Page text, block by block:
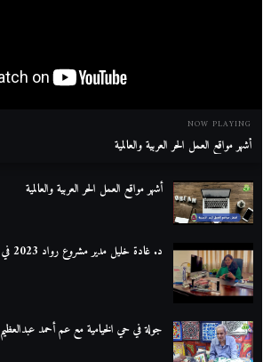
NOW PLAYING
أشهر مواقع العمل الحر العربية والعالمية
أشهر مواقع العمل الحر العربية والعالمية
د. غادة خليل مدير مشروع رواد 2023 في حوار خاص مع "أرزاق"
جولة في حي الخيامية مع عم أحمد عبدالعظيم